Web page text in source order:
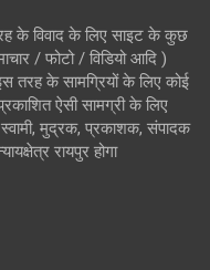
के विवाद के लिए साइट के कुछ
/ फोटो / विडियो आदि )
तरह के सामग्रियों के लिए कोई
ऐसी सामग्री के लिए
स्वामी, मुद्रक, प्रकाशक, संपादक
रायपुर होगा